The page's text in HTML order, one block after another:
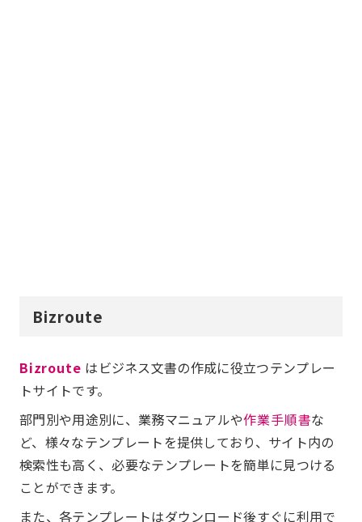
Bizroute
Bizroute はビジネス文書の作成に役立つテンプレー
トサイトです。
部門別や用途別に、業務マニュアルや作業手順書な
ど、様々なテンプレートを提供しており、サイト内の
検索性も高く、必要なテンプレートを簡単に見つける
ことができます。
また、各テンプレートはダウンロード後すぐに利用で